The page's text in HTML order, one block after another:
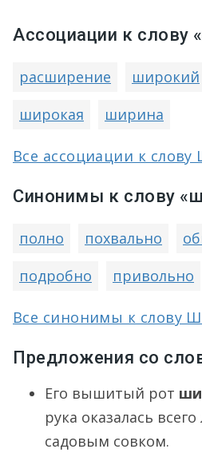
Ассоциации к слову
расширение широкий
широкая
ширина
Все ассоциации к
Синонимы к слову
полно похвально
подробно
привольно
Все синонимы к слову
Предложения со
Его вышитый рот
рука оказалась
садовым совком.